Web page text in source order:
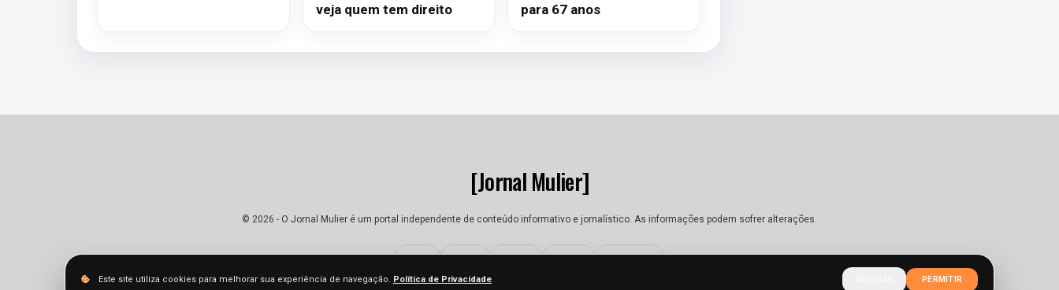
veja quem tem direito
para 67 anos
[Jornal Mulier]
© 2026 - O Jornal Mulier é um portal independente de conteúdo informativo e jornalístico. As informações podem sofrer alterações.
Sobre Equipe Contato Termos Privacidade
Este site utiliza cookies para melhorar sua experiência de navegação. Política de Privacidade PERMITIR